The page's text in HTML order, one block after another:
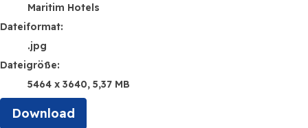
Maritim Hotels
Dateiformat:
.jpg
Dateigröße:
5464 x 3640, 5,37 MB
Download